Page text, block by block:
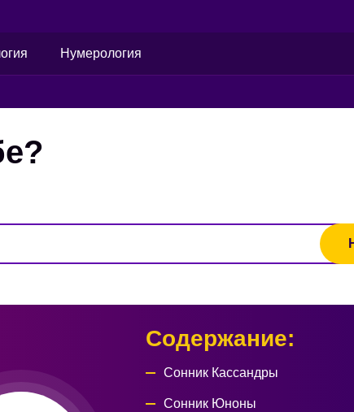
Нумерология
Содержание:
Сонник Кассандры
Сонник Юноны